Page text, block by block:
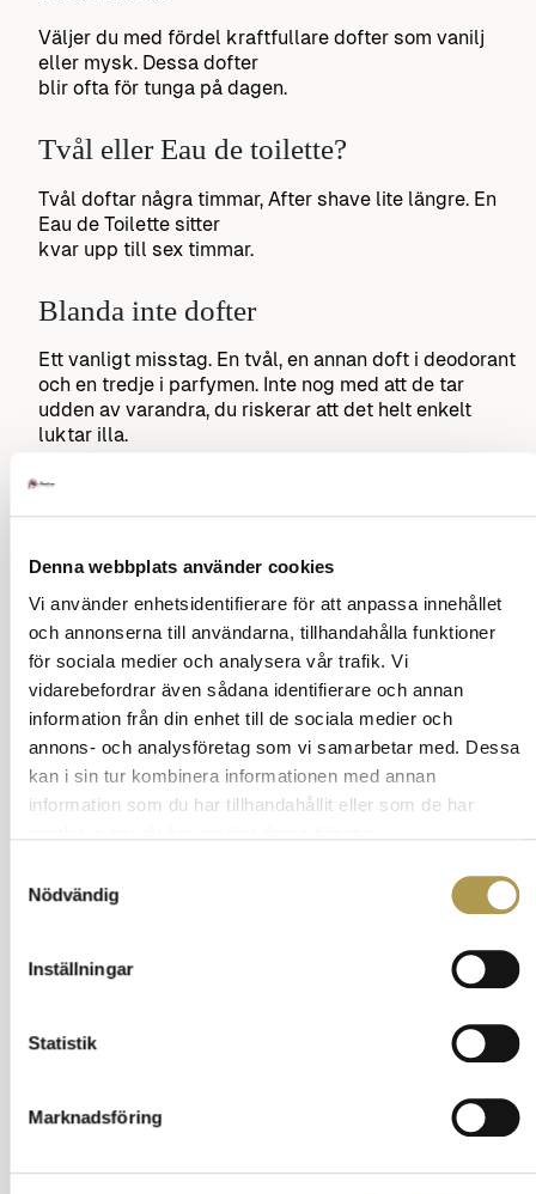
Denna webbplats använder cookies
Vi använder enhetsidentifierare för att anpassa innehållet
och annonserna till användarna, tillhandahålla funktioner
för sociala medier och analysera vår trafik. Vi
vidarebefordrar även sådana identifierare och annan
information från din enhet till de sociala medier och
annons- och analysföretag som vi samarbetar med. Dessa
kan i sin tur kombinera informationen med annan
information som du har tillhandahållit eller som de har
Nödvändig
Inställningar
Statistik
Marknadsföring
Sök på vett och etikett
Kärlekens vett och etikett
I trafiken
Sex
Väljer du med fördel kraftfullare dofter som vanilj
eller mysk. Dessa dofter
blir ofta för tunga på dagen.
Tvål eller Eau de toilette?
Tvål doftar några timmar, After shave lite längre. En
Eau de Toilette sitter
kvar upp till sex timmar.
Blanda inte dofter
Ett vanligt misstag. En tvål, en annan doft i deodorant
och en tredje i parfymen. Inte nog med att de tar
udden av varandra, du riskerar att det helt enkelt
luktar illa.
Välj doftfria alternativ
Då framhäver du den
dyra, fina, utprovade doften.